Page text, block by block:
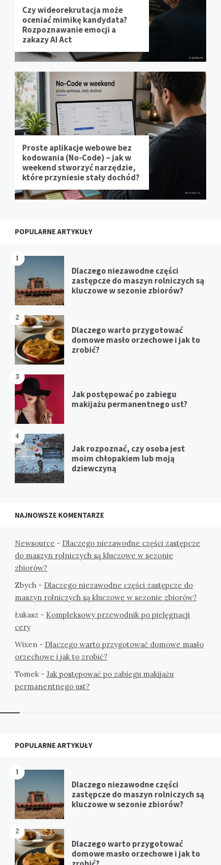
Czy wideorekrutacja może
oceniać mimikę kandydata?
Rozpoznawanie emocji a
zakazy AI Act
Proste aplikacje webowe bez
kodowania (No-Code) – jak w
weekend stworzyć narzędzie,
które przyniesie stały dochód?
POPULARNE ARTYKUŁY
1
Dlaczego niezawodne części
zastępcze do maszyn rolniczych są
kluczowe w sezonie zbiorów?
2
Dlaczego warto przygotować
domowe masło orzechowe i jak to
zrobić?
3
Jak postępować po zabiegu
makijażu permanentnego ust?
4
Jak rozpoznać, czy osoba jest
moim chłopakiem lub moją
dziewczyną
NAJNOWSZE KOMENTARZE
Newsource - Dlaczego niezawodne części zastępcze
do maszyn rolniczych są kluczowe w sezonie
zbiorów?
Zbych - Dlaczego niezawodne części zastępcze do
maszyn rolniczych są kluczowe w sezonie zbiorów?
Łukasz - Kompleksowy przewodnik po pielęgnacji
cery
Wixen - Dlaczego warto przygotować domowe masło
orzechowe i jak to zrobić?
Tomek - Jak postępować po zabiegu makijażu
permanentnego ust?
Widgets
POPULARNE ARTYKUŁY
1
Dlaczego niezawodne części
zastępcze do maszyn rolniczych są
kluczowe w sezonie zbiorów?
2
Dlaczego warto przygotować
domowe masło orzechowe i jak to